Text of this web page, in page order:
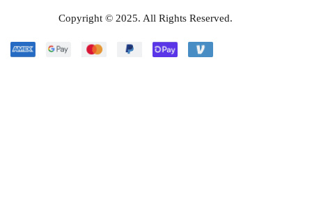
Copyright © 2025. All Rights Reserved.